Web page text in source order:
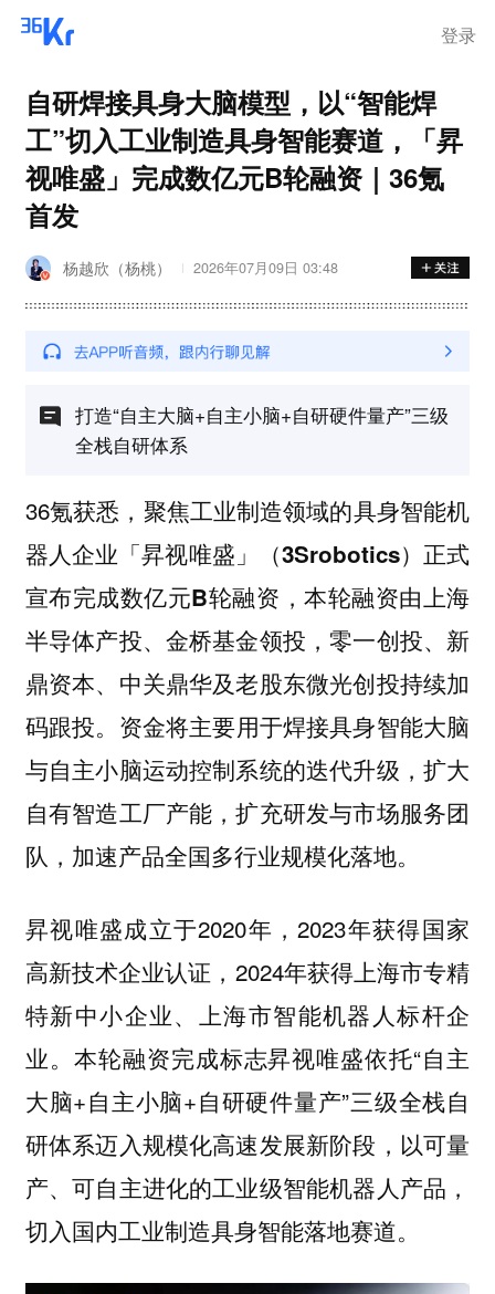
登录
自研焊接具身大脑模型，以“智能焊
工”切入工业制造具身智能赛道，「昇
视唯盛」完成数亿元B轮融资｜36氪
首发
杨越欣（杨桃） 2026年07月09日 03:48
打造“自主大脑+自主小脑+自研硬件量产”三级
全栈自研体系
36氪获悉，聚焦工业制造领域的具身智能机
器人企业 「昇视唯盛」（3Srobotics）正式
宣布完成数亿元B轮融资，本轮融资由上海
半导体产投、金桥基金领投，零一创投、新
鼎资本、中关鼎华及老股东微光创投持续加
码跟投。 资金将主要用于焊接具身智能大脑
与自主小脑运动控制系统的迭代升级，扩大
自有智造工厂产能，扩充研发与市场服务团
队，加速产品全国多行业规模化落地。
昇视唯盛成立于2020年，2023年获得国家
高新技术企业认证，2024年获得上海市专精
特新中小企业、上海市智能机器人标杆企
业。本轮融资完成标志昇视唯盛依托“自主
大脑+自主小脑+自研硬件量产”三级全栈自
研体系迈入规模化高速发展新阶段，以可量
产、可自主进化的工业级智能机器人产品，
切入国内工业制造具身智能落地赛道。